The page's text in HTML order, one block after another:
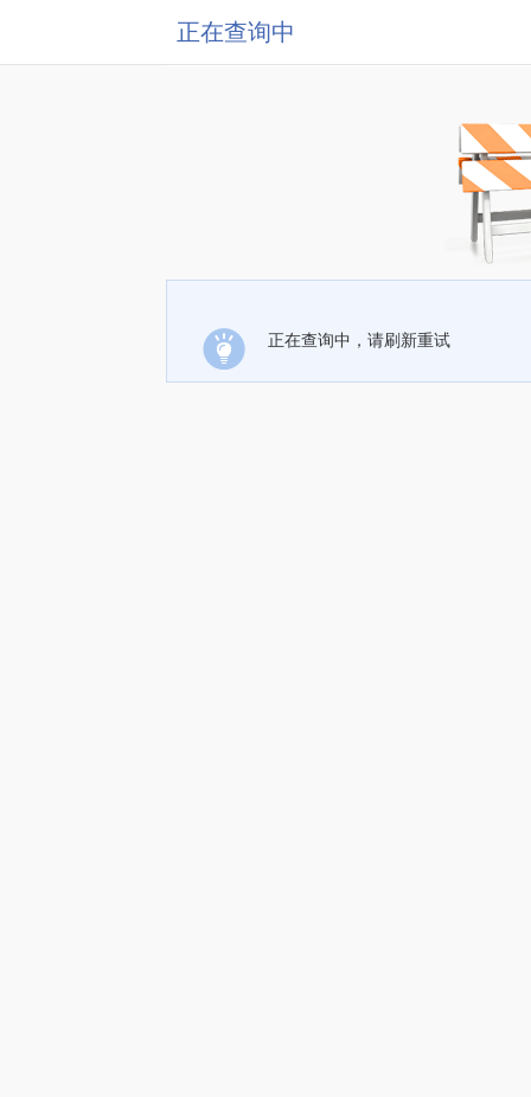
正在查询中
正在查询中，请刷新重试